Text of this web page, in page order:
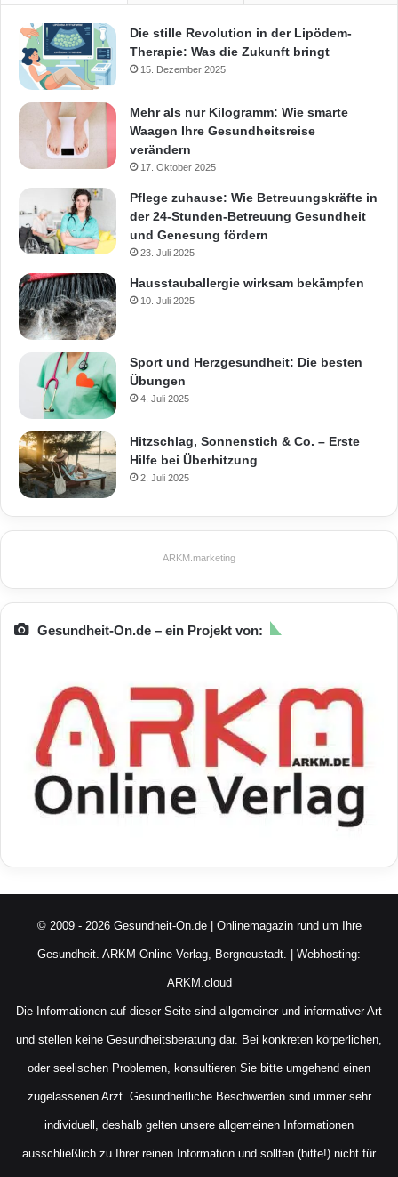
Die stille Revolution in der Lipödem-
Therapie: Was die Zukunft bringt
15. Dezember 2025
Mehr als nur Kilogramm: Wie smarte
Waagen Ihre Gesundheitsreise
verändern
17. Oktober 2025
Pflege zuhause: Wie Betreuungskräfte in
der 24-Stunden-Betreuung Gesundheit
und Genesung fördern
23. Juli 2025
Hausstauballergie wirksam bekämpfen
10. Juli 2025
Sport und Herzgesundheit: Die besten
Übungen
4. Juli 2025
Hitzschlag, Sonnenstich & Co. – Erste
Hilfe bei Überhitzung
2. Juli 2025
ARKM.marketing
Gesundheit-On.de – ein Projekt von:
© 2009 - 2026 Gesundheit-On.de | Onlinemagazin rund um Ihre
Gesundheit. ARKM Online Verlag, Bergneustadt. | Webhosting:
ARKM.cloud
Die Informationen auf dieser Seite sind allgemeiner und informativer Art
und stellen keine Gesundheitsberatung dar. Bei konkreten körperlichen,
oder seelischen Problemen, konsultieren Sie bitte umgehend einen
zugelassenen Arzt. Gesundheitliche Beschwerden sind immer sehr
individuell, deshalb gelten unsere allgemeinen Informationen
ausschließlich zu Ihrer reinen Information und sollten (bitte!) nicht für